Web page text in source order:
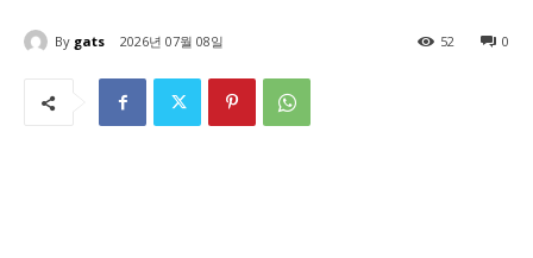
By gats 2026년 07월 08일 0
52